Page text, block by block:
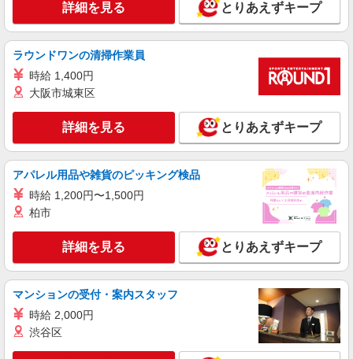
詳細を見る とりあえずキープ
ラウンドワンの清掃作業員
時給 1,400円
大阪市城東区
詳細を見る とりあえずキープ
アパレル用品や雑貨のピッキング検品
時給 1,200円〜1,500円
柏市
詳細を見る とりあえずキープ
マンションの受付・案内スタッフ
時給 2,000円
渋谷区